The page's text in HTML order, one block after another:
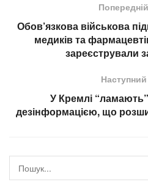
Обов’язкова військова
медиків та
зареєстрували
У Кремлі
дезінформацією, що